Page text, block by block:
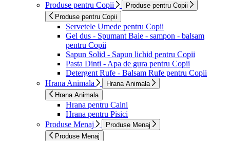
Produse pentru Copii
Produse pentru Copii
Produse pentru Copii
Servetele Umede pentru Copii
Gel dus - Spumant Baie - sampon - balsam
pentru Copii
Sapun Solid - Sapun lichid pentru Copii
Pasta Dinti - Apa de gura pentru Copii
Detergent Rufe - Balsam Rufe pentru Copii
Hrana Animala
Hrana Animala
Hrana Animala
Hrana pentru Caini
Hrana pentru Pisici
Produse Menaj
Produse Menaj
Produse Menaj